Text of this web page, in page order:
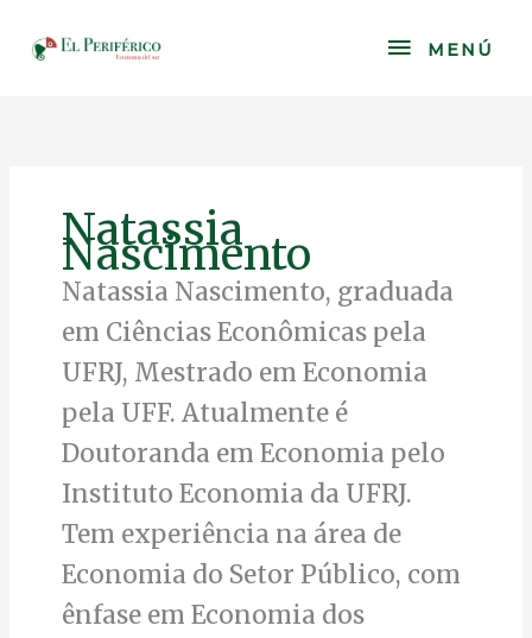
content
MENÚ
MENÚ
Natassia
Nascimento
Natassia Nascimento, graduada
em Ciências Econômicas pela
UFRJ, Mestrado em Economia
pela UFF. Atualmente é
Doutoranda em Economia pelo
Instituto Economia da UFRJ.
Tem experiência na área de
Economia do Setor Público, com
ênfase em Economia dos